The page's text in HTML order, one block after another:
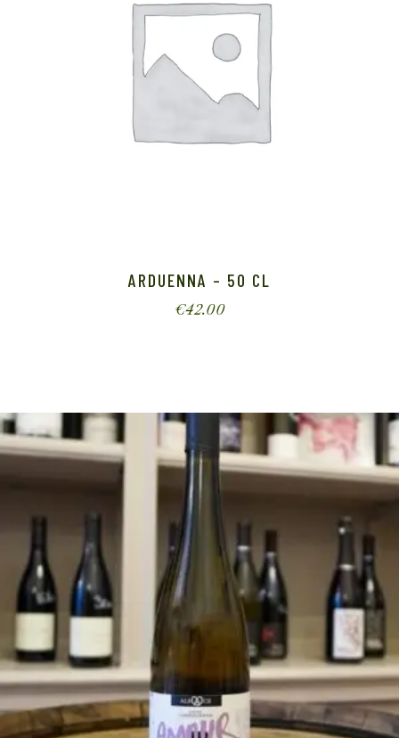
ARDUENNA – 50 CL
€42.00